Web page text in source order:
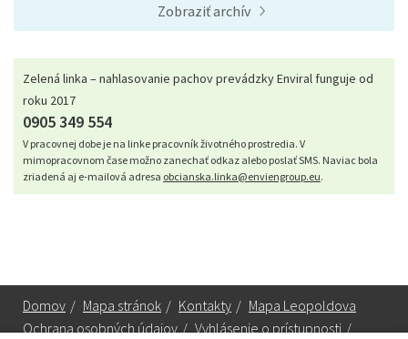
Zobraziť archív
Zelená linka – nahlasovanie pachov prevádzky Enviral funguje od
roku 2017
0905 349 554
V pracovnej dobe je na linke pracovník životného prostredia. V
mimopracovnom čase možno zanechať odkaz alebo poslať SMS. Naviac bola
zriadená aj e-mailová adresa obcianska.linka@enviengroup.eu.
Domov / Mapa stránok / Kontakty / Mapa Leopoldova
Ochrana osobných údajov / Vyhlásenie o prístupnosti /